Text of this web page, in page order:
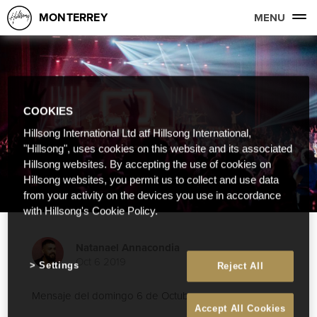
MONTERREY MENU
Oct 6 2019
Mensaje del domingo 6 de Octubre
COOKIES
Hillsong International Ltd atf Hillsong International,
"Hillsong", uses cookies on this website and its associated
Hillsong websites. By accepting the use of cookies on
Hillsong websites, you permit us to collect and use data
from your activity on the devices you use in accordance
with Hillsong's Cookie Policy.
Reject All
Accept All Cookies
Settings